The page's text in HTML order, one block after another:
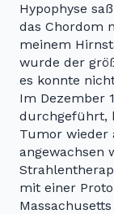
Hypophyse
das Chordom
meinem
wurde der
es konnte
Im Dezember
durchgeführt,
Tumor wieder
angewachsen
mit einer